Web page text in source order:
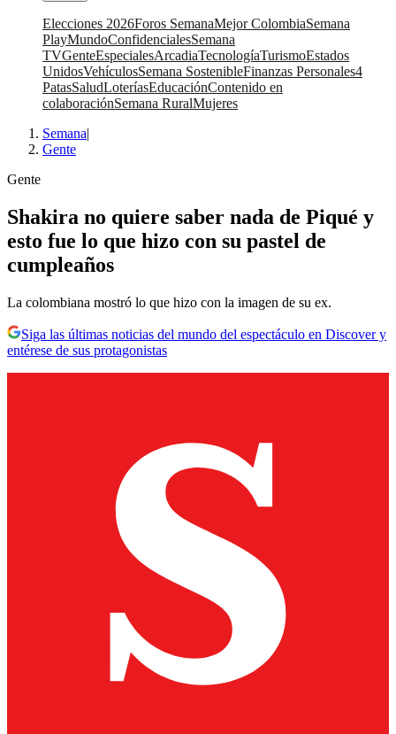
Elecciones 2026Foros SemanaMejor ColombiaSemana
PlayMundoConfidencialesSemana
TVGenteEspecialesArcadiaTecnologíaTurismoEstados
UnidosVehículosSemana SostenibleFinanzas Personales4
PatasSaludLoteríasEducaciónContenido en
colaboraciónSemana RuralMujeres
Semana|
Gente
Gente
Shakira no quiere saber nada de Piqué y
esto fue lo que hizo con su pastel de
cumpleaños
La colombiana mostró lo que hizo con la imagen de su ex.
Siga las últimas noticias del mundo del espectáculo en Discover y
entérese de sus protagonistas